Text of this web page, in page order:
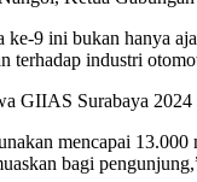
ke-9 ini bukan hanya
industri
GIIAS Surabaya 2024
mencapai
bagi